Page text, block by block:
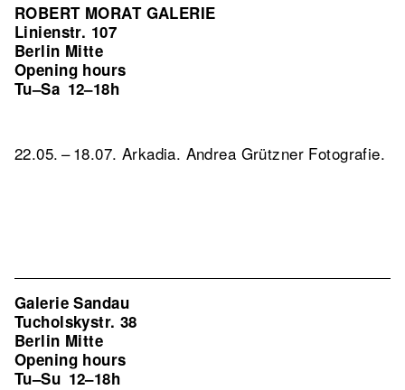
ROBERT MORAT GALERIE
Linienstr. 107
Berlin Mitte
Opening hours
Tu–Sa 12–18h
22.05. – 18.07. Arkadia. Andrea Grützner Fotografie.
Galerie Sandau
Tucholskystr. 38
Berlin Mitte
Opening hours
Tu–Su 12–18h